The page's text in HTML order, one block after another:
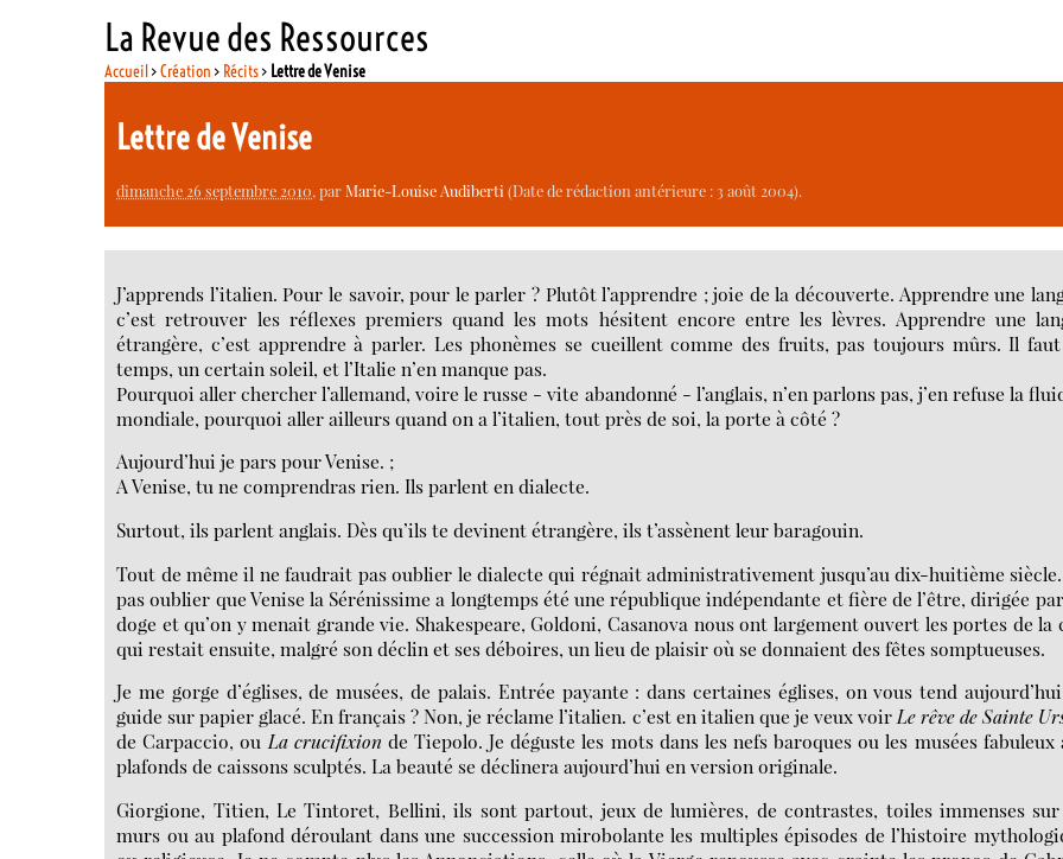
La Revue des Ressources
Accueil>Création > Récits> Lettre de Venise
Lettre de Venise
dimanche 26 septembre 2010, parMarie-Louise Audiberti (Date de rédaction antérieure : 3 août 2004).
J’apprends l’italien. Pour le savoir, pour le parler ? Plutôt l’apprendre ; joie de la découverte. Apprendre une
c’est retrouver les réflexes premiers quand les mots hésitent encore entre les lèvres. Apprendre une
étrangère, c’est apprendre à parler. Les phonèmes se cueillent comme des fruits, pas toujours mûrs. Il
temps, un certain soleil, et l’Italie n’en manque pas.
Pourquoi aller chercher l’allemand, voire le russe - vite abandonné - l’anglais, n’en parlons pas, j’en refuse la
mondiale, pourquoi aller ailleurs quand on a l’italien, tout près de soi, la porte à côté ?
Aujourd’hui je pars pour Venise. ;
A Venise, tu ne comprendras rien. Ils parlent en dialecte.
Surtout, ils parlent anglais. Dès qu’ils te devinent étrangère, ils t’assènent leur baragouin.
Tout de même il ne faudrait pas oublier le dialecte qui régnait administrativement jusqu’au dix-huitième
pas oublier que Venise la Sérénissime a longtemps été une république indépendante et fière de l’être, dirigée
doge et qu’on y menait grande vie. Shakespeare, Goldoni, Casanova nous ont largement ouvert les portes de la
qui restait ensuite, malgré son déclin et ses déboires, un lieu de plaisir où se donnaient des fêtes somptueuses.
Je me gorge d’églises, de musées, de palais. Entrée payante : dans certaines églises, on vous tend
guide sur papier glacé. En français ? Non, je réclame l’italien. c’est en italien que je veux voirLe rêve de Sainte
de Carpaccio, ouLa crucifixion de Tiepolo. Je déguste les mots dans les nefs baroques ou les musées fabuleux
plafonds de caissons sculptés. La beauté se déclinera aujourd’hui en version originale.
Giorgione, Titien, Le Tintoret, Bellini, ils sont partout, jeux de lumières, de contrastes, toiles immenses
murs ou au plafond déroulant dans une succession mirobolante les multiples épisodes de l’histoire